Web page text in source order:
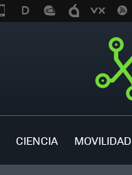
CIENCIA MOVILIDAD